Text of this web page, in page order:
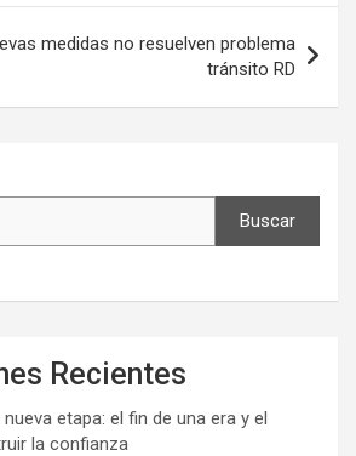
medidas no resuelven problema
tránsito RD
Buscar
Recientes
etapa: el fin de una era y el
la confianza